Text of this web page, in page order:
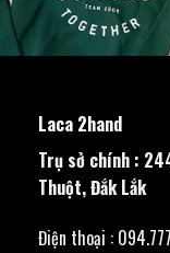
Laca 2hand
Trụ sở chính :
Thuột, Đắk Lắk
Điện thoại :